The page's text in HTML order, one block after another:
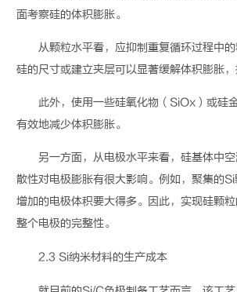
面考察硅的体积膨胀。
从颗粒水平看，应抑制重复循环过程中
硅的尺寸或建立夹层可以显著缓解体积膨胀，
此外，使用一些硅氧化物（ SiOx ）或硅
有效地减少体积膨胀。
另一方面，从电极水平来看，硅基体中
散性对电极膨胀有很大影响。例如，聚集的Si
增加的电极体积要大得多。因此，实现硅颗
整个电极的完整性。
2.3 Si纳米材料的生产成本